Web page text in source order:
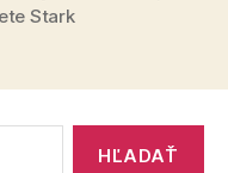
Stark